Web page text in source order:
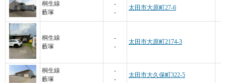
桐生線
藪塚
-
-
太田市大原町27-6
桐生線
藪塚
-
-
太田市大原町2174-3
桐生線
藪塚
-
-
太田市大久保町322-5